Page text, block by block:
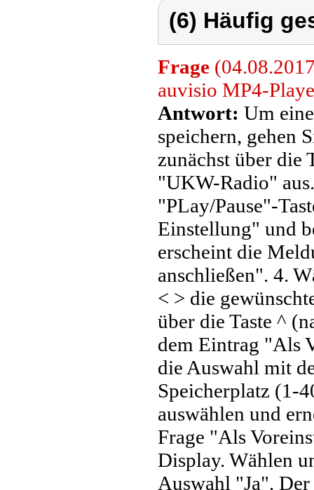
(6) Häufig
Frage
auvisio MP4-
Antwort: Um
speichern, gehen
zunächst über die
"UKW-Radio"
"PLay/Pause"-
Einstellung" und
erscheint die
anschließen". 4.
< > die
über die Taste ^
dem Eintrag "Als
die Auswahl mit
Speicherplatz (1-
auswählen und
Frage "Als
Display. Wählen
Auswahl "Ja".